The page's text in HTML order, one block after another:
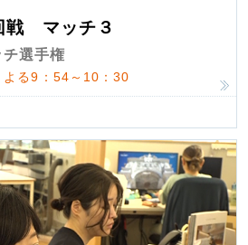
戦 マッチ３
選手権
る9：54～10：30